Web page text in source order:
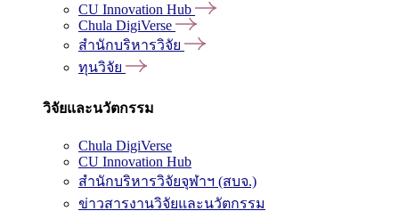
CU Innovation Hub
Chula DigiVerse
สำนักบริหารวิจัย
ทุนวิจัย
วิจัยและนวัตกรรม
Chula DigiVerse
CU Innovation Hub
สำนักบริหารวิจัยจุฬาฯ (สบจ.)
ข่าวสารงานวิจัยและนวัตกรรม